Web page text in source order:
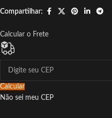
Compartilhar:
Calcular o Frete
Calcular
Não sei meu CEP